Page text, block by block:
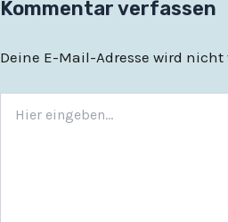
Kommentar verfassen
Deine E-Mail-Adresse wird
eingeben…